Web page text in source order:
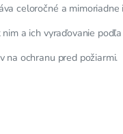
celoročné a
a ich vyraďovanie
na ochranu pred požiarmi.